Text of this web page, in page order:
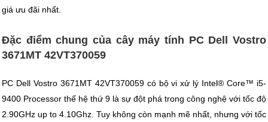
giá ưu đãi nhất.
Đặc điểm chung của cây máy tính PC Dell Vostro
3671MT 42VT370059
PC Dell Vostro 3671MT 42VT370059 có bộ vi xử lý Intel® Core™ i5-
9400 Processor thế hệ thứ 9 là sự đột phá trong công nghệ với tốc độ
2.90GHz up to 4.10Ghz. Tuy không còn mạnh mẽ nhất, nhưng với tốc